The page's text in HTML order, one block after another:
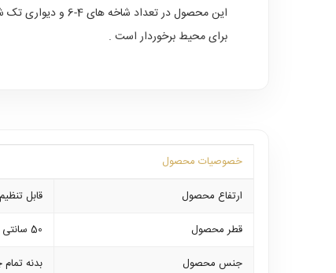
برای محیط برخوردار است .
خصوصیات محصول
ارتفاع محصول
قابل تنظیم از
قطر محصول
50 سانتی متر
جنس محصول
بدنه